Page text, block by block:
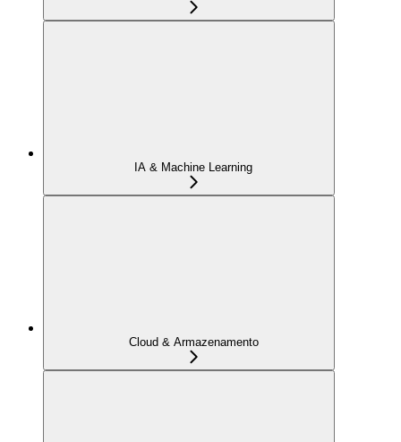
IA & Machine Learning
Cloud & Armazenamento